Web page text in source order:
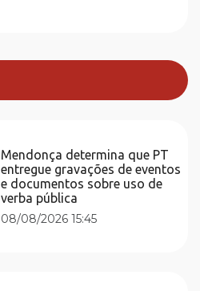
Mendonça determina que PT
entregue gravações de eventos
e documentos sobre uso de
verba pública
08/08/2026 15:45